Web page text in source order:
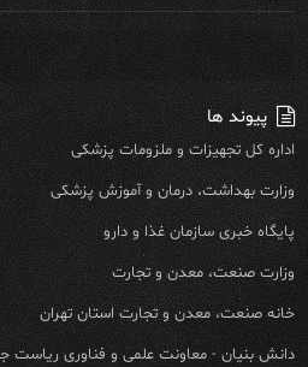
پیوند ها
اداره کل تجهیزات و ملزومات پزشکی
وزارت بهداشت، درمان و آموزش پزشکی
پایگاه خبری سازمان غذا و دارو
وزارت صنعت، معدن و تجارت
خانه صنعت، معدن و تجارت استان تهران
دانش بنیان - معاونت علمی و فناوری ریاست